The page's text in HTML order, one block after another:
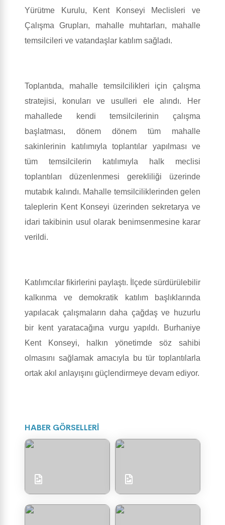
Yürütme Kurulu, Kent Konseyi Meclisleri ve
Çalışma Grupları, mahalle muhtarları, mahalle
temsilcileri ve vatandaşlar katılım sağladı.
Toplantıda, mahalle temsilcilikleri için çalışma
stratejisi, konuları ve usulleri ele alındı. Her
mahallede kendi temsilcilerinin çalışma
başlatması, dönem dönem tüm mahalle
sakinlerinin katılımıyla toplantılar yapılması ve
tüm temsilcilerin katılımıyla halk meclisi
toplantıları düzenlenmesi gerekliliği üzerinde
mutabık kalındı. Mahalle temsilciliklerinden gelen
taleplerin Kent Konseyi üzerinden sekretarya ve
idari takibinin usul olarak benimsenmesine karar
verildi.
Katılımcılar fikirlerini paylaştı. İlçede sürdürülebilir
kalkınma ve demokratik katılım başlıklarında
yapılacak çalışmaların daha çağdaş ve huzurlu
bir kent yaratacağına vurgu yapıldı. Burhaniye
Kent Konseyi, halkın yönetimde söz sahibi
olmasını sağlamak amacıyla bu tür toplantılarla
ortak akıl anlayışını güçlendirmeye devam ediyor.
HABER GÖRSELLERİ